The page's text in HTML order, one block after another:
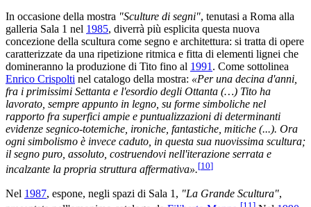
In occasione della mostra "Sculture di segni", tenutasi a Roma alla
galleria Sala 1 nel 1985, diverrà più esplicita questa nuova
concezione della scultura come segno e architettura: si tratta di opere
caratterizzate da una ripetizione ritmica e fitta di elementi lignei che
domineranno la produzione di Tito fino al 1991 . Come sottolinea
Enrico Crispolti nel catalogo della mostra: «Per una decina d'anni,
fra i primissimi Settanta e l'esordio degli Ottanta (…) Tito ha
lavorato, sempre appunto in legno, su forme simboliche nel
rapporto fra superfici ampie e puntualizzazioni di determinanti
evidenze segnico-totemiche, ironiche, fantastiche, mitiche (...). Ora
ogni simbolismo è invece caduto, in questa sua nuovissima scultura;
il segno puro, assoluto, costruendovi nell'iterazione serrata e
incalzante la propria struttura affermativa».[10]
Nel 1987, espone, negli spazi di Sala 1, "La Grande Scultura",